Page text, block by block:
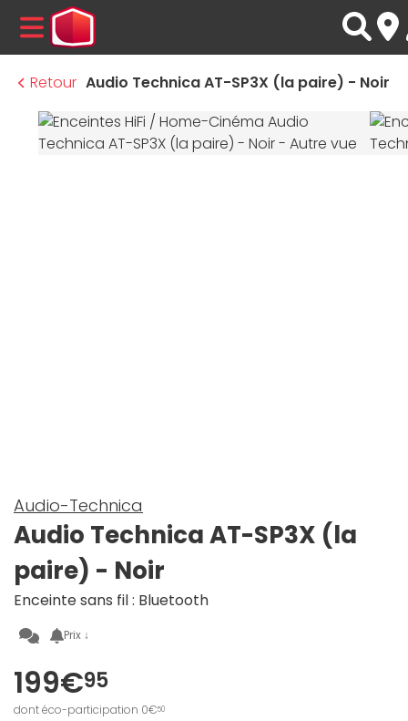
MENU
Retour Audio Technica AT-SP3X (la paire) - Noir
Audio-Technica
Audio Technica AT-SP3X (la
paire) - Noir
Enceinte sans fil : Bluetooth
Prix ↓
199€95
dont éco-participation 0€50